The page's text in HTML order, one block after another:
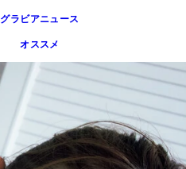
グラビアニュース
オススメ